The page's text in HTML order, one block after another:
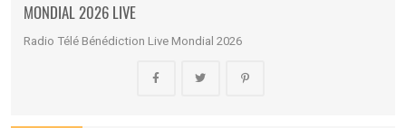
MONDIAL 2026 LIVE
Radio Télé Bénédiction Live Mondial 2026